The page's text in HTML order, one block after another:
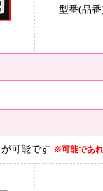
型番(品番
可能です ※可能であ